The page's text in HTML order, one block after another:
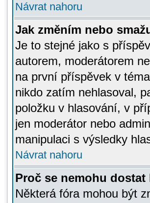
Návrat nahoru
Jak změním nebo
Je to stejné jako s
autorem, moderátorem
na první příspěvek v
nikdo zatím nehlasoval,
položku v hlasování, v
jen moderátor nebo
manipulaci s výsledky
Návrat nahoru
Proč se nemohu dostat
Některá fóra mohou být